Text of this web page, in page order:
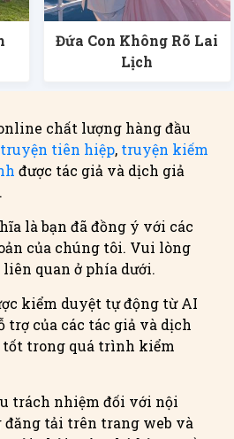
Đứa Con Không Rõ Lai
Lịch
chất lượng hàng đầu
truyện tiên hiệp, truyện kiếm
được tác giả và dịch giả
là bạn đã đồng ý với các
của chúng tôi. Vui lòng
quan ở phía dưới.
kiểm duyệt tự động từ AI
trợ của các tác giả và dịch
tốt trong quá trình kiểm
trách nhiệm đối với nội
đăng tải trên trang web và